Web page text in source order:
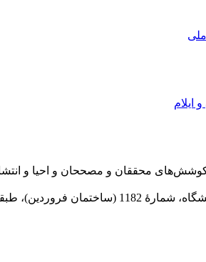
ایلام
سال 1372 ش به قصد حمایت از كوشش‌های محققان و
طبقۀ دوم